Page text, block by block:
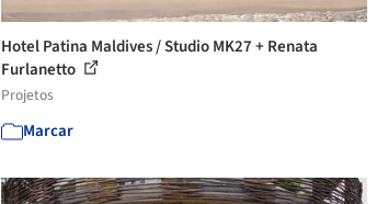
Hotel Patina Maldives / Studio MK27 + Renata
Furlanetto
Projetos
Marcar